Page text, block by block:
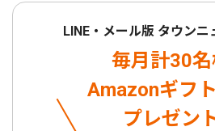
LINE・メール版 タウンニ
毎月計30名
Amazonギフ
プレゼン